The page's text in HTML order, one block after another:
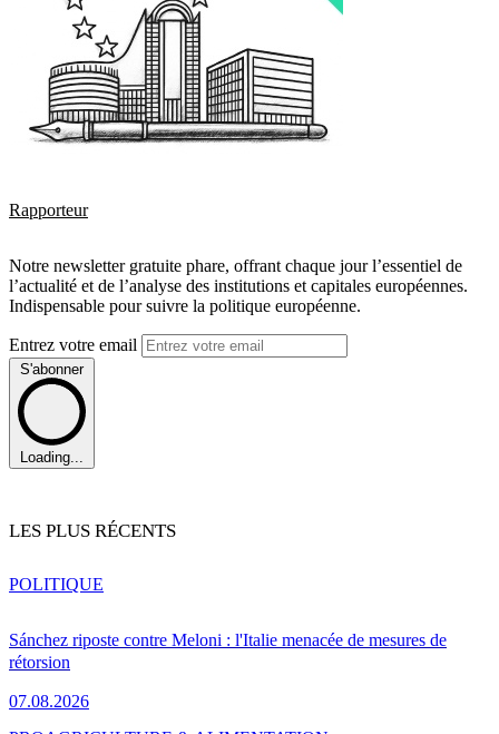
Rapporteur
Notre newsletter gratuite phare, offrant chaque jour l’essentiel de
l’actualité et de l’analyse des institutions et capitales européennes.
Indispensable pour suivre la politique européenne.
Entrez votre email
S'abonner
Loading...
LES PLUS RÉCENTS
Sánchez riposte contre Meloni : l'Italie menacée de mesures de
rétorsion
07.08.2026
POLITIQUE